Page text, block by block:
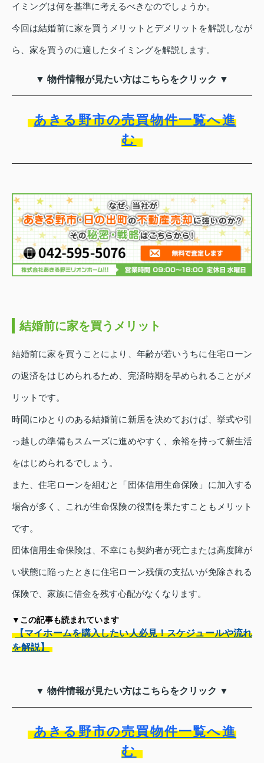
イミングは何を基準に考えるべきなのでしょうか。
今回は結婚前に家を買うメリットとデメリットを解説しなが
ら、家を買うのに適したタイミングを解説します。
▼ 物件情報が見たい方はこちらをクリック ▼
あきる野市の売買物件一覧へ進
む
結婚前に家を買うメリット
結婚前に家を買うことにより、年齢が若いうちに住宅ローン
の返済をはじめられるため、完済時期を早められることがメ
リットです。
時間にゆとりのある結婚前に新居を決めておけば、挙式や引
っ越しの準備もスムーズに進めやすく、余裕を持って新生活
をはじめられるでしょう。
また、住宅ローンを組むと「団体信用生命保険」に加入する
場合が多く、これが生命保険の役割を果たすこともメリット
です。
団体信用生命保険は、不幸にも契約者が死亡または高度障が
い状態に陥ったときに住宅ローン残債の支払いが免除される
保険で、家族に借金を残す心配がなくなります。
▼この記事も読まれています
【マイホームを購入したい人必見！スケジュールや流れ
を解説】
▼ 物件情報が見たい方はこちらをクリック ▼
あきる野市の売買物件一覧へ進
む